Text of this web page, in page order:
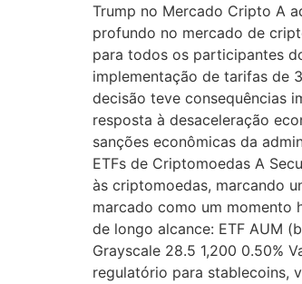
Trump no Mercado Cripto A
profundo no mercado de
para todos os participantes
implementação de tarifas de
decisão teve consequências
resposta à desaceleração
sanções econômicas da
ETFs de Criptomoedas A
às criptomoedas, marcando
marcado como um momento
de longo alcance: ETF AUM
Grayscale 28.5 1,200 0.50%
regulatório para stablecoins,